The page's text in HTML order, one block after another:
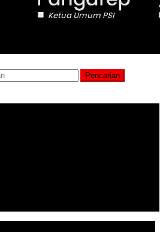
Pencarian